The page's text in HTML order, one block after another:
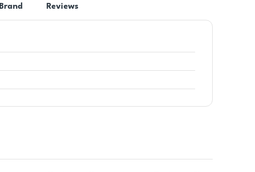
Brand Reviews